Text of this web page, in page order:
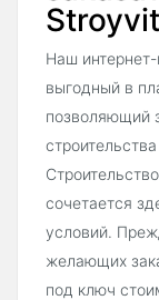
Наш
выгодный в
позволяющий
сочетается
условий.
желающих
под ключ